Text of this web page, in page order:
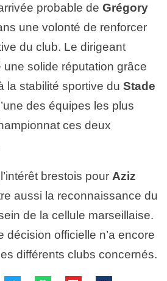
probable de Grégory
une volonté de renforcer
du club. Le dirigeant
une solide réputation grâce
la stabilité sportive du Stade
des équipes les plus
ces deux
brestois pour Aziz
aussi la reconnaissance du
de la cellule marseillaise.
décision officielle n’a encore
différents clubs concernés.